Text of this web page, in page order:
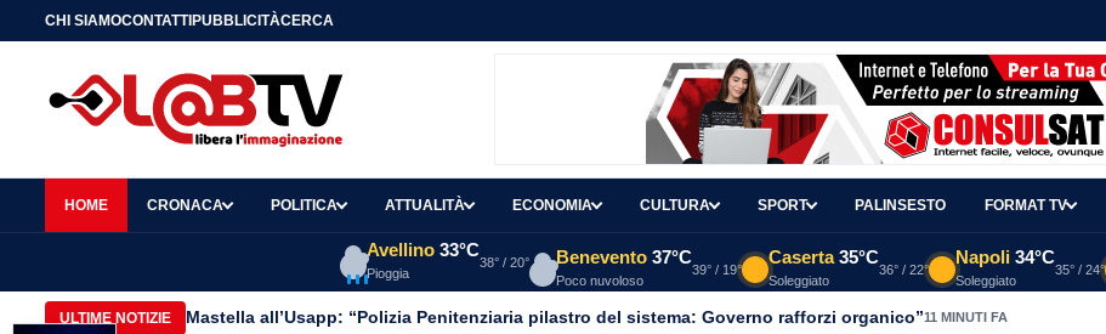
CHI SIAMOCONTATTIPUBBLICITÀCERCA
HOME CRONACA POLITICA ATTUALITÀ ECONOMIA CULTURA SPORT PALINSESTO FORMAT TV
Avellino 33°C
Pioggia
38° / 20° Benevento 37°C
Poco nuvoloso
39° / 19°
Caserta 35°C
Soleggiato
36° / 22°
Napoli 34°C
Soleggiato
35° / 24°
ULTIME NOTIZIE Mastella all’Usapp: “Polizia Penitenziaria pilastro del sistema: Governo rafforzi organico”11 MINUTI FA